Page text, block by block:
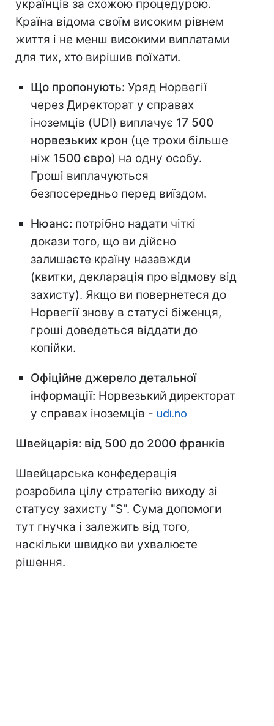
українців за схожою процедурою.
Країна відома своїм високим рівнем
життя і не менш високими виплатами
для тих, хто вирішив поїхати.
Що пропонують: Уряд Норвегії
через Директорат у справах
іноземців (UDI) виплачує 17 500
норвезьких крон (це трохи більше
ніж 1500 євро) на одну особу.
Гроші виплачуються
безпосередньо перед виїздом.
Нюанс: потрібно надати чіткі
докази того, що ви дійсно
залишаєте країну назавжди
(квитки, декларація про відмову від
захисту). Якщо ви повернетеся до
Норвегії знову в статусі біженця,
гроші доведеться віддати до
копійки.
Офіційне джерело детальної
інформації: Норвезький директорат
у справах іноземців - udi.no
Швейцарія: від 500 до 2000 франків
Швейцарська конфедерація
розробила цілу стратегію виходу зі
статусу захисту "S". Сума допомоги
тут гнучка і залежить від того,
наскільки швидко ви ухвалюєте
рішення.